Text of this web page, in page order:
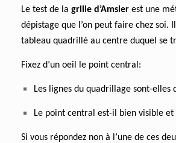
Le test de la grille d’Amsler est une
dépistage que l’on peut faire chez soi. Il
tableau quadrillé au centre duquel se
Fixez d’un oeil le point central:
Les lignes du quadrillage sont-elles
Le point central est-il bien visible et
Si vous répondez non à l’une de ces